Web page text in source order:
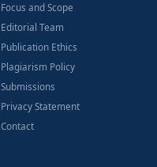
Focus and Scope
Editorial Team
Publication Ethics
Plagiarism Policy
Submissions
Privacy Statement
Contact